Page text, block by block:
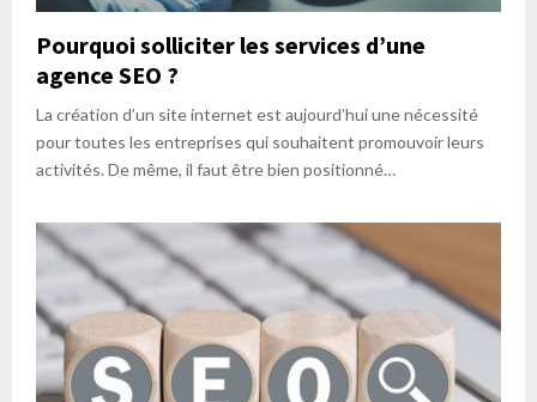
Pourquoi solliciter les services d’une
agence SEO ?
La création d’un site internet est aujourd’hui une nécessité
pour toutes les entreprises qui souhaitent promouvoir leurs
activités. De même, il faut être bien positionné…